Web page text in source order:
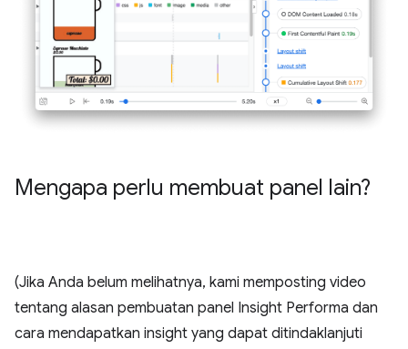
Mengapa perlu membuat panel lain?
(Jika Anda belum melihatnya, kami memposting video
tentang alasan pembuatan panel Insight Performa dan
cara mendapatkan insight yang dapat ditindaklanjuti